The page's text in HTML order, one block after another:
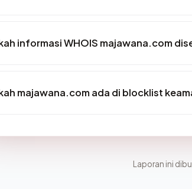
informasi WHOIS majawana.com
majawana.com ada di blocklist
Laporan ini